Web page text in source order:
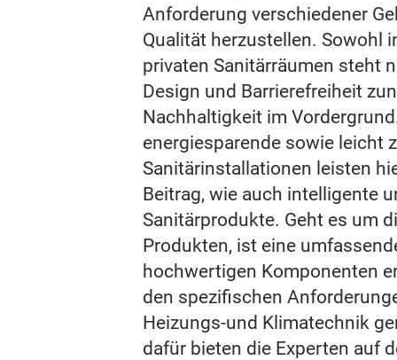
Anforderung verschiedener
Qualität herzustellen. Sowohl
privaten Sanitärräumen steht
Design und Barrierefreiheit
Nachhaltigkeit im
energiesparende sowie leicht
Sanitärinstallationen leisten
Beitrag, wie auch intelligente
Sanitärprodukte. Geht es um
Produkten, ist eine
hochwertigen Komponenten
den spezifischen
Heizungs-und Klimatechnik
dafür bieten die Experten auf